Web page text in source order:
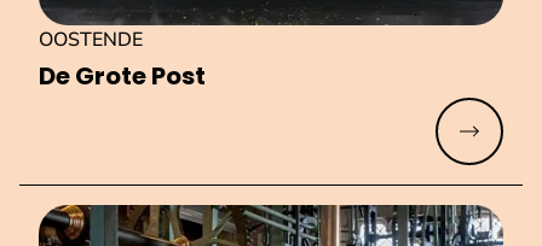
De Grote Post
OOSTENDE
Meer